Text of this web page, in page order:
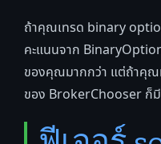
ถ้าคุณเทรด binary
คะแนนจาก
ของคุณมากกว่า แต่ถ้าคุณ
ของ BrokerChooser ก็